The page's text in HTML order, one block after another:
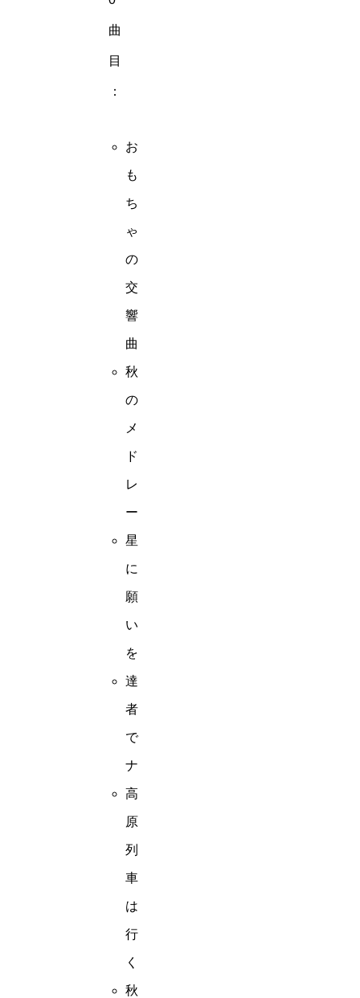
曲
目
：
お
も
ち
ゃ
の
交
響
曲
秋
の
メ
ド
レ
ー
星
に
願
い
を
達
者
で
ナ
高
原
列
車
は
行
く
秋